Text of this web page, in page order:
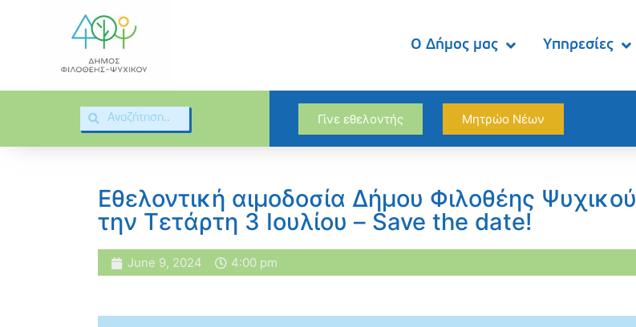
Ο Δήμος μας Υπηρεσίες
Γίνε εθελοντής Μητρώο Νέων
Εθελοντική αιμοδοσία Δήμου Φιλοθέης Ψυχικού
την Τετάρτη 3 Ιουλίου – Save the date!
June 9, 2024 4:00 pm